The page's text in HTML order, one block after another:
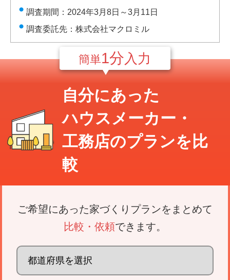
調査期間：2024年3月8日～3月11日
調査委託先：株式会社マクロミル
簡単1分 入力
自分にあった
ハウスメーカー・
工務店のプランを比
較
ご希望にあった家づくりプランをまとめて
比較・依頼できます。